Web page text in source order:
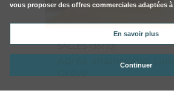
SALLES (33770)
Après shampoing
Grève
vous proposer des offres commerciales adaptées
En savoir plus
Continuer